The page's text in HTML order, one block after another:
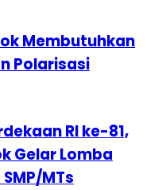
Membutuhkan
Polarisasi
RI ke-81,
Gelar Lomba
MTs